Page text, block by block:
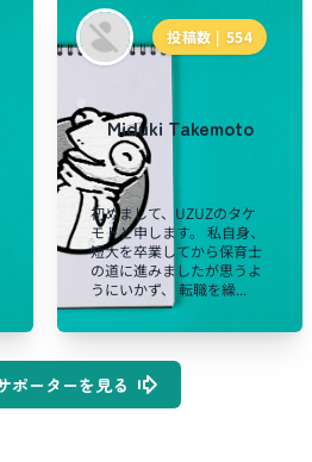
投稿数 | 554
Miduki Takemoto
初めまして、UZUZのタケ
モトと申します。 私自身、
短大を卒業してから保育士
の道に進みましたが思うよ
うにいかず、 転職を繰...
ポーターを見る